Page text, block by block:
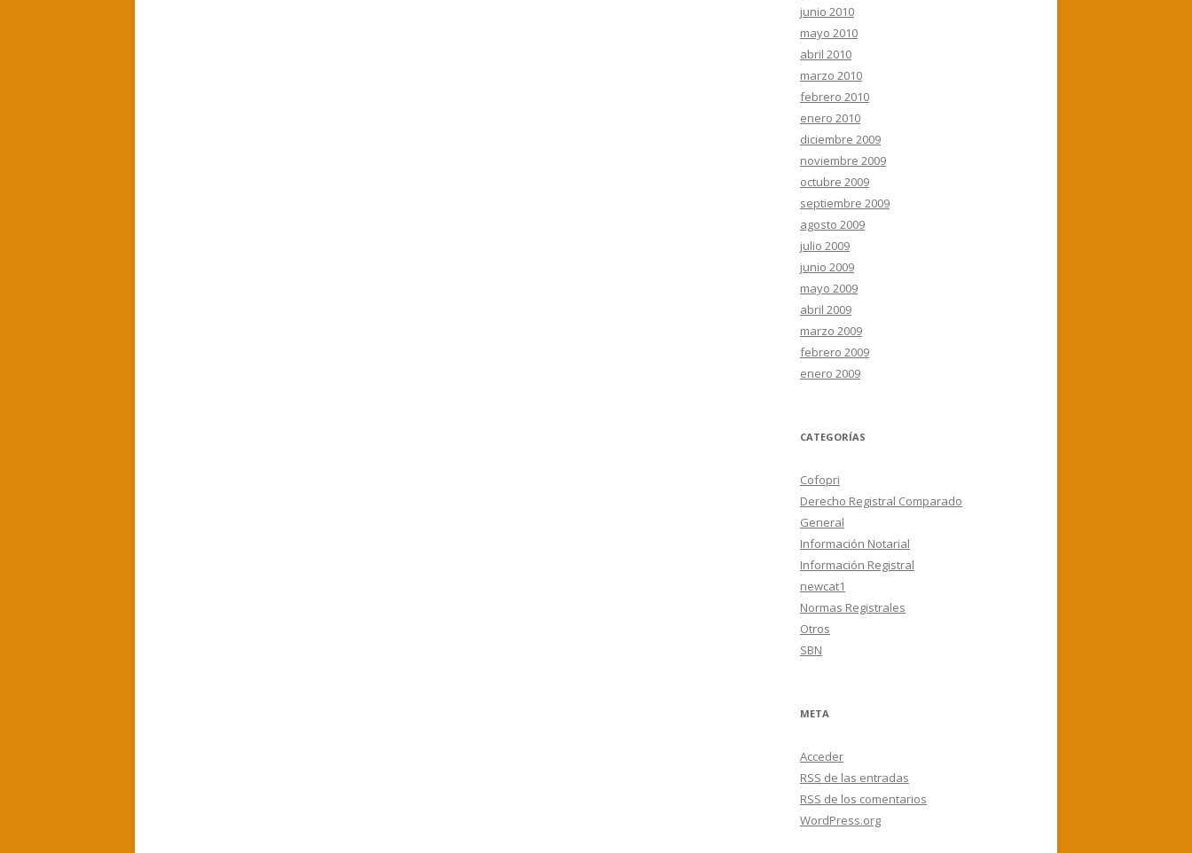
junio 2010
mayo 2010
abril 2010
marzo 2010
febrero 2010
enero 2010
diciembre 2009
noviembre 2009
octubre 2009
septiembre 2009
agosto 2009
julio 2009
junio 2009
mayo 2009
abril 2009
marzo 2009
febrero 2009
enero 2009
CATEGORÍAS
Cofopri
Derecho Registral Comparado
General
Información Notarial
Información Registral
newcat1
Normas Registrales
Otros
SBN
META
Acceder
RSS de las entradas
RSS de los comentarios
WordPress.org